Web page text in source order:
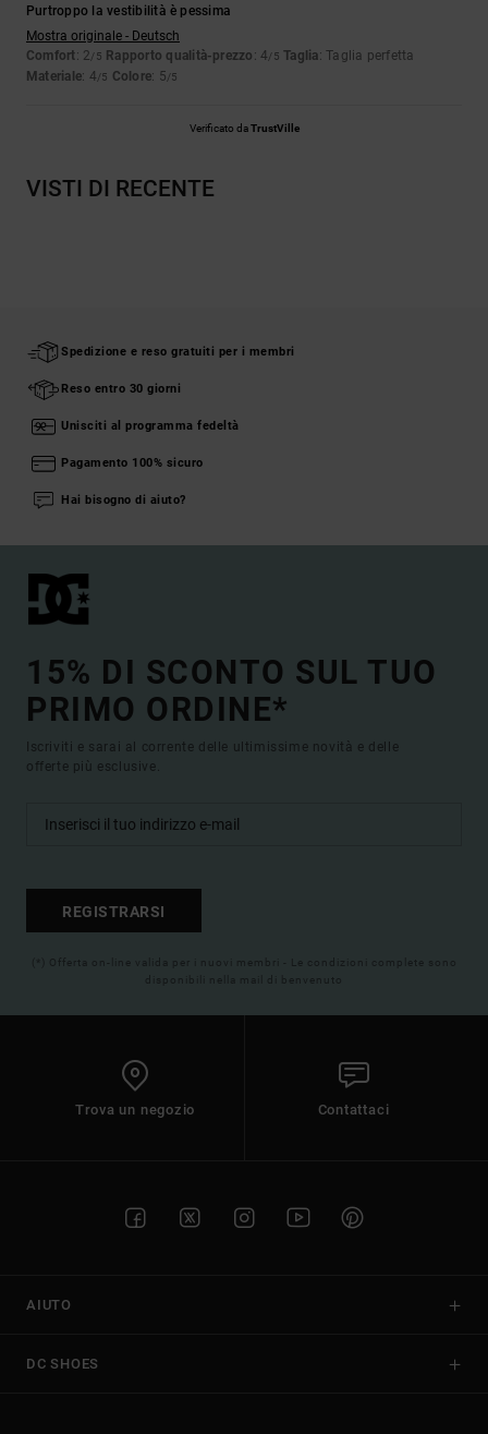
Purtroppo la vestibilità è pessima
Mostra originale - Deutsch
Comfort: 2/5 Rapporto qualità-prezzo : 4/5 Taglia: Taglia perfetta
Materiale: 4/5 Colore: 5/5
Verificato daTrustVille
VISTI DI RECENTE
Spedizione e reso gratuiti per i membri
Reso entro 30 giorni
Unisciti al programma fedeltà
Pagamento 100% sicuro
Hai bisogno di aiuto?
15% DI SCONTO SUL TUO
PRIMO ORDINE*
Iscriviti e sarai al corrente delle ultimissime novità e delle
offerte più esclusive.
REGISTRARSI
(*) Offerta on-line valida per i nuovi membri - Le condizioni complete sono
disponibili nella mail di benvenuto
Trova un negozio Contattaci
AIUTO
DC SHOES